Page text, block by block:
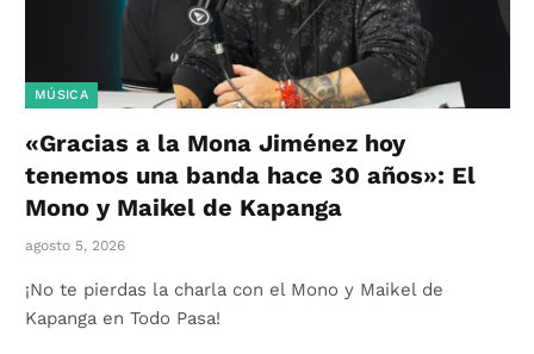
MÚSICA
«Gracias a la Mona Jiménez hoy
tenemos una banda hace 30 años»: El
Mono y Maikel de Kapanga
agosto 5, 2026
¡No te pierdas la charla con el Mono y Maikel de
Kapanga en Todo Pasa!